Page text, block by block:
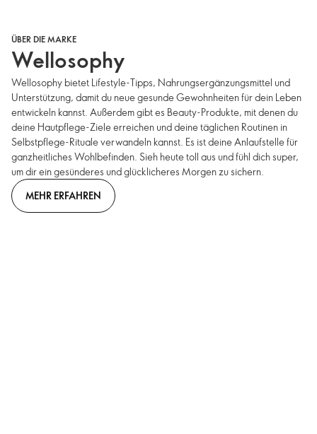
ÜBER DIE MARKE
Wellosophy
Wellosophy bietet Lifestyle-Tipps, Nahrungsergänzungsmittel und
Unterstützung, damit du neue gesunde Gewohnheiten für dein Leben
entwickeln kannst. Außerdem gibt es Beauty-Produkte, mit denen du
deine Hautpflege-Ziele erreichen und deine täglichen Routinen in
Selbstpflege-Rituale verwandeln kannst. Es ist deine Anlaufstelle für
ganzheitliches Wohlbefinden. Sieh heute toll aus und fühl dich super,
um dir ein gesünderes und glücklicheres Morgen zu sichern.
MEHR ERFAHREN